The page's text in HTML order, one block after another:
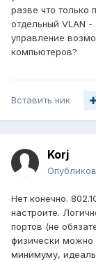
разве что только
отдельный VLAN
управление
компьютеров?
Вставить ник
Korj
Нет конечно.
настроите.
портов (не
физически можно
минимуму,